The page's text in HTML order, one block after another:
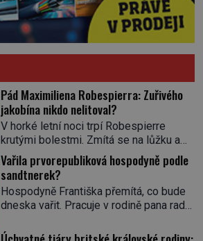
Pád Maximiliena Robespierra: Zuřivého
jakobína nikdo nelitoval?
V horké letní noci trpí Robespierre
krutými bolestmi. Zmítá se na lůžku a
hlavou mu víří kolotoč myšlenek. Když
se probere z mdlob, vzpomene si na
jednu z pařížských jasnovidek, kterou
před lety navštívil. Prorokovala mu
tragický osud. Tehdy se jí vysmál.
prohlásil o něm jiný významný
Vařila prvorepubliková hospodyně podle
sandtnerek?
Hospodyně Františka přemítá, co bude
dneska vařit. Pracuje v rodině pana rady
rychle v jedné ze „sandtnerek“.